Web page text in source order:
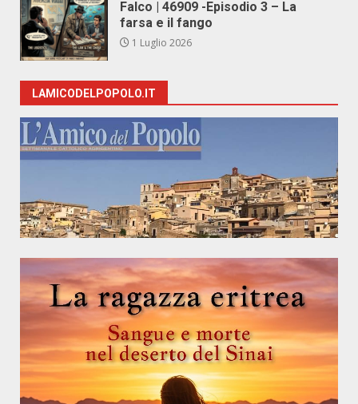
Falco | 46909 -Episodio 3 – La
farsa e il fango
1 Luglio 2026
LAMICODELPOPOLO.IT